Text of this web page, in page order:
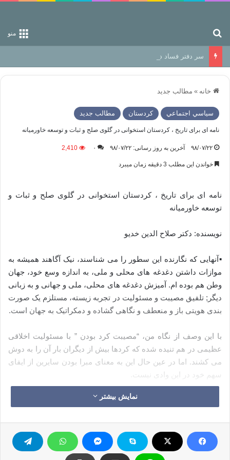
منو
سر دفتر فساد در زمین‌، دوری وکناره‌گیری از راه خداست‌!
خانه » مطالب جدید
سياسي اجتماعي كردستان مطالب جدید
نامه ای برای تاریخ ، کردستان استخوانی در گلوی صلح و ثبات و توسعه خاورمیانه
۹۸/۰۷/۲۲ آخرین به روز رسانی: ۹۸/۰۷/۲۲ ۰ 2,410
خواندن این مطلب 3 دقیقه زمان میبرد
نامه ای برای تاریخ ، کردستان استخوانی در گلوی صلح و ثبات و
توسعه خاورمیانه
نویسنده: دکتر صلاح الدین خدیو
▪️آنهایی که نگارنده این سطور را می شناسند، نیک آگاهند همیشه به
موازات داشتن دغدغه های محلی و ملی، به اندازه وسع خود، جهان
وطن هم بوده ام. آمیزش دغدغه های محلی، ملی و جهانی و به زبانی
دیگر; تلفیق مصیبت و مسئولیت در تجربه زیسته، مستلزم یک صورت
بندی هویتی باز و منعطف و نگاهی گشاده و دمکراتیک به جهان است.
با این وصف از نگاه من، “مصیبت کرد بودن ” با مسئولیت اخلاقی
عظیمی در هم تنیده شده که کردها بیش از دیگران بار آن را به دوش
می کشند. اما در عین حال این به معنای مبرا بودن سایرین از ایفای
سهم خود در این وادی نیست.
نقطه عزیمت این رنجنامه از قضا این گوشه نگاه و یادآوری این
▪️سخنم را با سخن “ژنرال مظلوم کوبانی” فرمانده نیروهای مدافع
کردستان سوریه آغاز می کنم، آنجا که می گوید: میان سازشها و
نمایش بیشتر